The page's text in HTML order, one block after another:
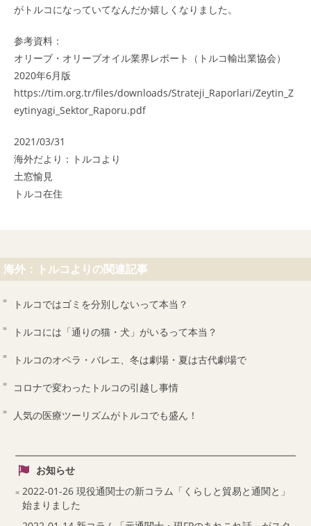
がトルコになっていてなんだか嬉しくなりました。
参考資料：
オリーブ・オリーブオイル業界レポート（トルコ輸出業協会）
2020年6月版
https://tim.org.tr/files/downloads/Strateji_Raporlari/Zeytin_Z
eytinyagi_Sektor_Raporu.pdf
2021/03/31
海外だより：トルコより
土窓愉見
トルコ在住
海外：トルコよりの関連記事
トルコではゴミを分別しないって本当？
トルコには「通りの猫・犬」がいるって本当？
トルコのオペラ・バレエ、冬は劇場・夏は古代劇場で
コロナで変わったトルコの引越し事情
人気の医療ツーリズムがトルコでも盛ん！
お知らせ
2022-01-26 現役通関士の新コラム「くらしと貿易と通関と」
始まりました